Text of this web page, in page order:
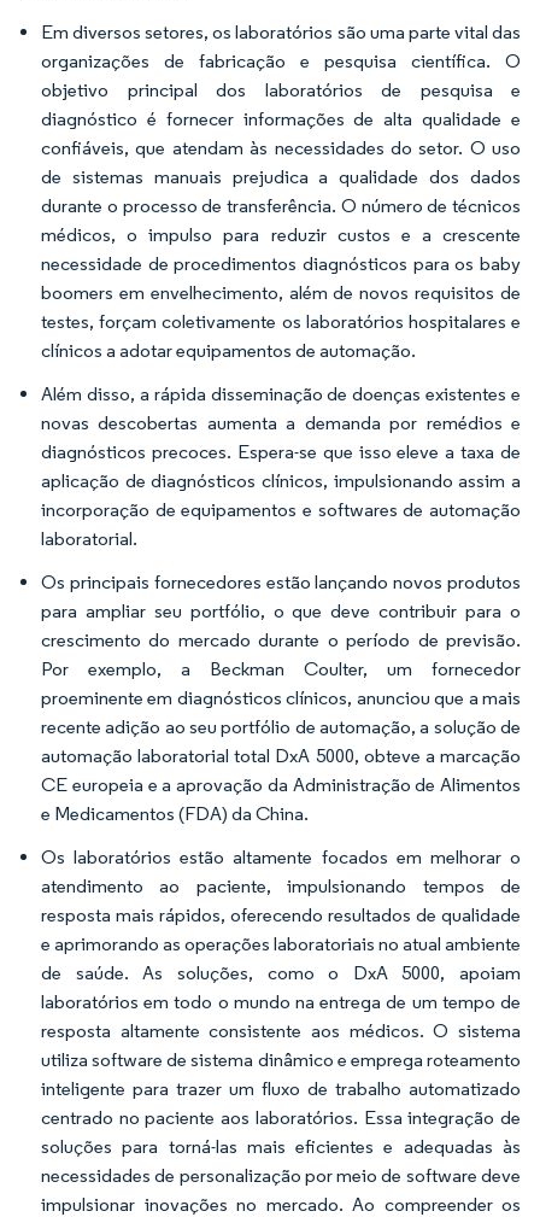
Em diversos setores, os laboratórios são uma parte vital das
organizações de fabricação e pesquisa científica. O
objetivo principal dos laboratórios de pesquisa e
diagnóstico é fornecer informações de alta qualidade e
confiáveis, que atendam às necessidades do setor. O uso
de sistemas manuais prejudica a qualidade dos dados
durante o processo de transferência. O número de técnicos
médicos, o impulso para reduzir custos e a crescente
necessidade de procedimentos diagnósticos para os baby
boomers em envelhecimento, além de novos requisitos de
testes, forçam coletivamente os laboratórios hospitalares e
clínicos a adotar equipamentos de automação.
Além disso, a rápida disseminação de doenças existentes e
novas descobertas aumenta a demanda por remédios e
diagnósticos precoces. Espera-se que isso eleve a taxa de
aplicação de diagnósticos clínicos, impulsionando assim a
incorporação de equipamentos e softwares de automação
laboratorial.
Os principais fornecedores estão lançando novos produtos
para ampliar seu portfólio, o que deve contribuir para o
crescimento do mercado durante o período de previsão.
Por exemplo, a Beckman Coulter, um fornecedor
proeminente em diagnósticos clínicos, anunciou que a mais
recente adição ao seu portfólio de automação, a solução de
automação laboratorial total DxA 5000, obteve a marcação
CE europeia e a aprovação da Administração de Alimentos
e Medicamentos (FDA) da China.
Os laboratórios estão altamente focados em melhorar o
atendimento ao paciente, impulsionando tempos de
resposta mais rápidos, oferecendo resultados de qualidade
e aprimorando as operações laboratoriais no atual ambiente
de saúde. As soluções, como o DxA 5000, apoiam
laboratórios em todo o mundo na entrega de um tempo de
resposta altamente consistente aos médicos. O sistema
utiliza software de sistema dinâmico e emprega roteamento
inteligente para trazer um fluxo de trabalho automatizado
centrado no paciente aos laboratórios. Essa integração de
soluções para torná-las mais eficientes e adequadas às
necessidades de personalização por meio de software deve
impulsionar inovações no mercado. Ao compreender os